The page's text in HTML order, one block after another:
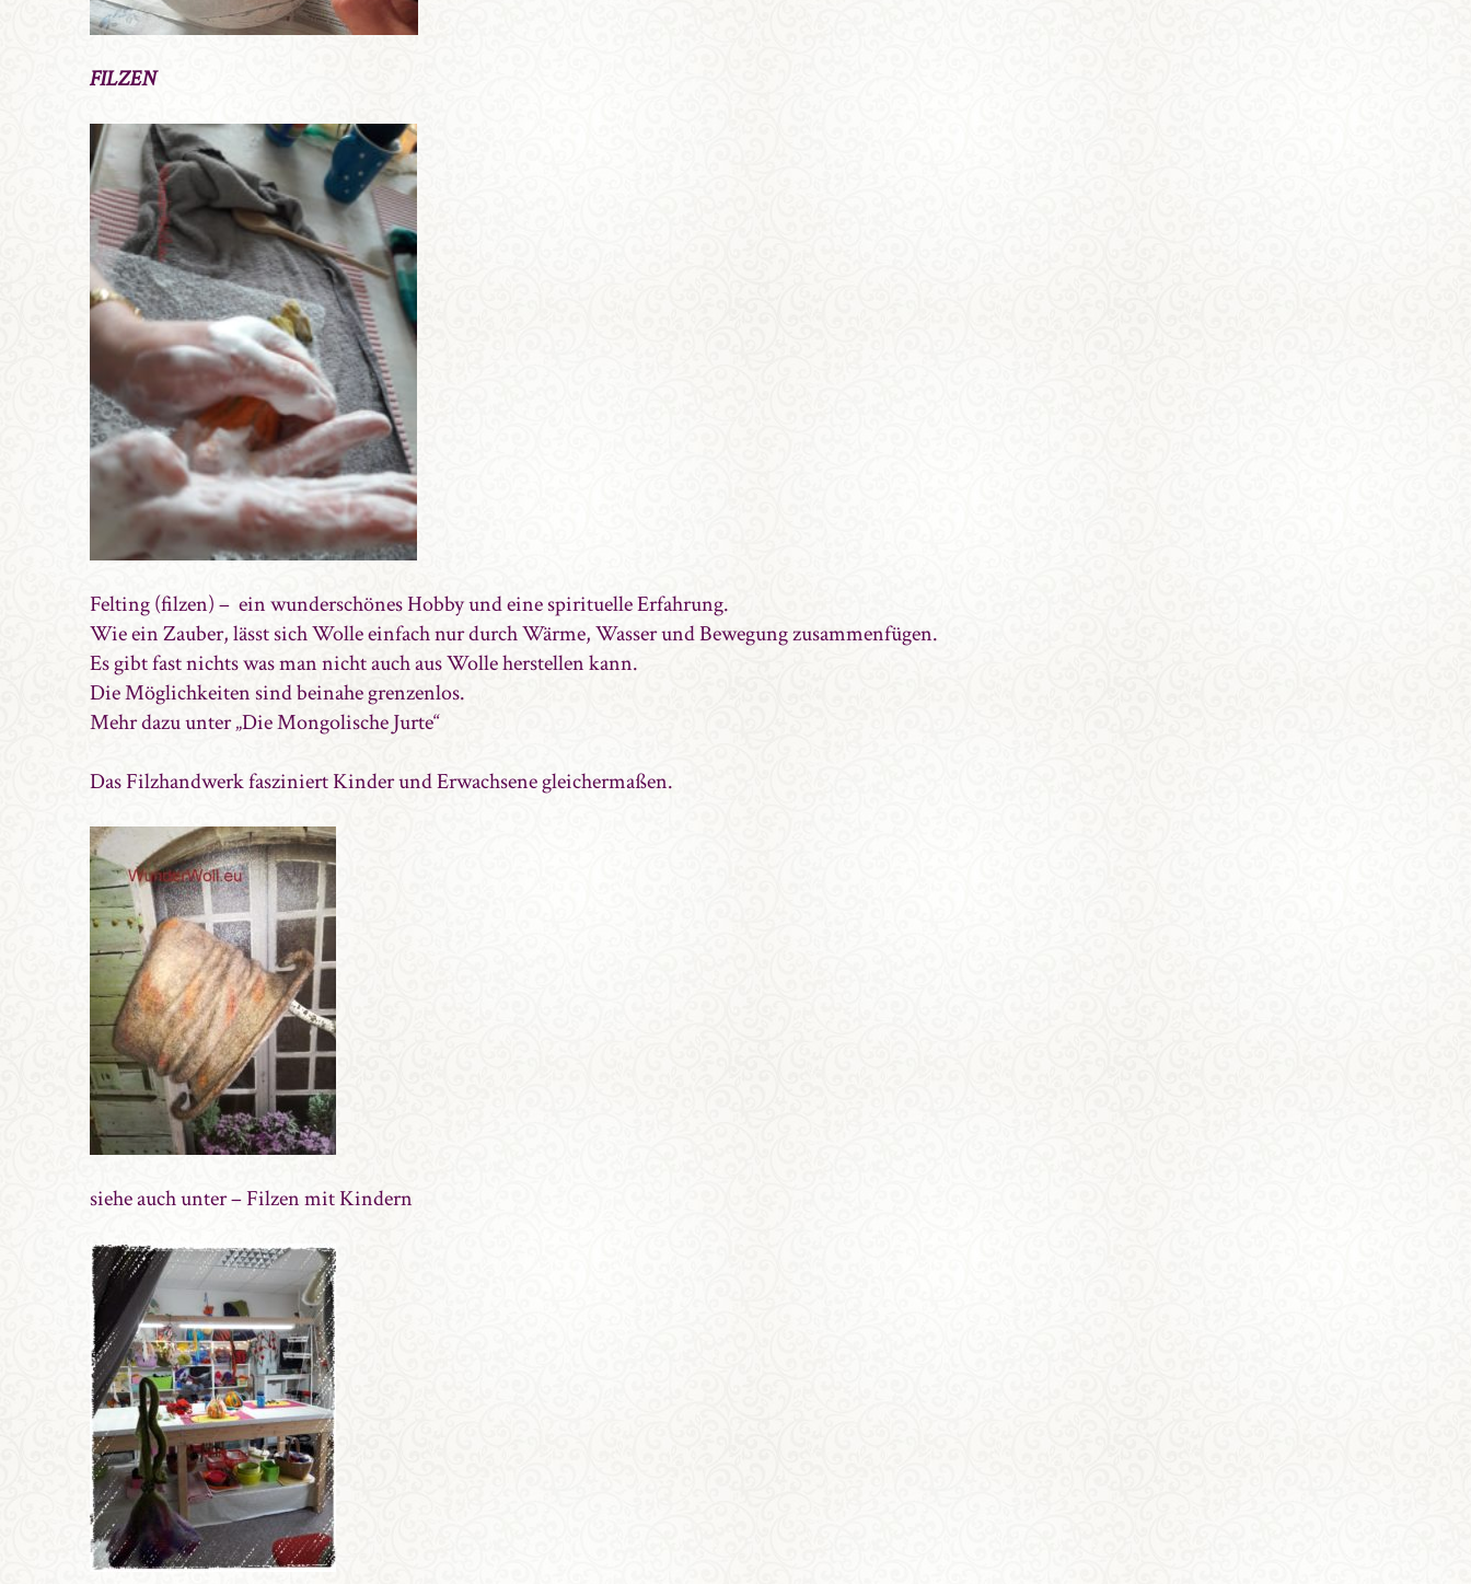
FILZEN
Felting (filzen) – ein wunderschönes Hobby und eine spirituelle Erfahrung.
Wie ein Zauber, lässt sich Wolle einfach nur durch Wärme, Wasser und Bewegung zusammenfügen.
Es gibt fast nichts was man nicht auch aus Wolle herstellen kann.
Die Möglichkeiten sind beinahe grenzenlos.
Mehr dazu unter„Die Mongolische Jurte“
Das Filzhandwerk fasziniert Kinder und Erwachsene gleichermaßen.
siehe auch unter – Filzen mit Kindern